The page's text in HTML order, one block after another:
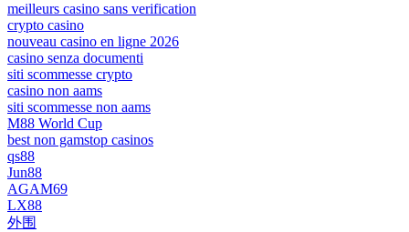
meilleurs casino sans verification
crypto casino
nouveau casino en ligne 2026
casino senza documenti
siti scommesse crypto
casino non aams
siti scommesse non aams
M88 World Cup
best non gamstop casinos
qs88
Jun88
AGAM69
LX88
外围